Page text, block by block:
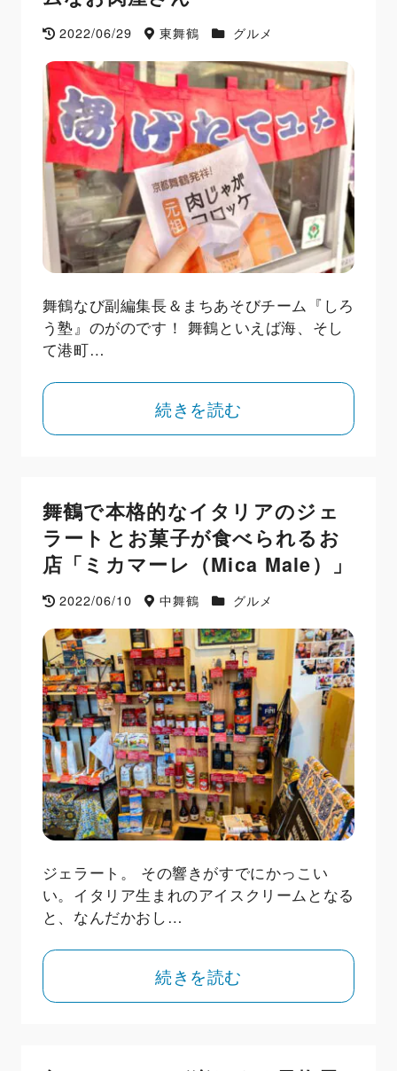
2022/06/29 東舞鶴 グルメ
舞鶴なび副編集長＆まちあそびチーム『しろ
う塾』のがのです！ 舞鶴といえば海、そし
て港町…
続きを読む
舞鶴で本格的なイタリアのジェ
ラートとお菓子が食べられるお
店「ミカマーレ（Mica Male）」
2022/06/10 中舞鶴 グルメ
ジェラート。 その響きがすでにかっこい
い。イタリア生まれのアイスクリームとなる
と、なんだかおし…
続きを読む